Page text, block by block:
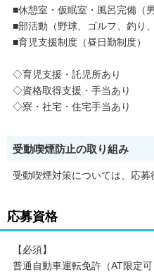
■休憩室・仮眠室・風呂完備（
■部活動（野球、ゴルフ、釣り
■育児支援制度（昼日勤制度）
◇育児支援・託児所あり
◇資格取得支援・手当あり
◇寮・社宅・住宅手当あり
受動喫煙防止の取り組み
受動喫煙対策については、応
応募資格
【必須】
普通自動車運転免許（AT限定可